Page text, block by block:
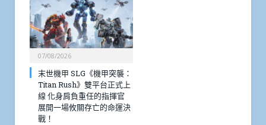
07/08/2026
末世機甲 SLG《機甲突襲：
Titan Rush》雙平台正式上
線 化身肩負重任的指揮官
展開一場攸關存亡的命運決
戰！